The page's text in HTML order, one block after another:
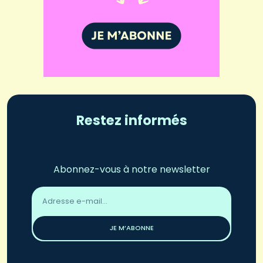
Restez informés
Abonnez-vous à notre newsletter
Adresse
email
JE M’ABONNE